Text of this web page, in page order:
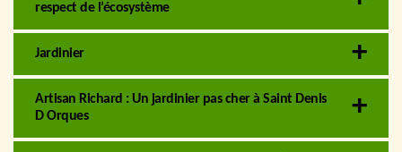
respect de l’écosystème
Jardinier
Artisan Richard : Un jardinier pas cher à Saint Denis
D Orques